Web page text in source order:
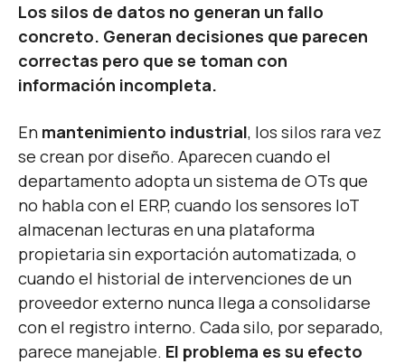
Los silos de datos no generan un fallo
concreto. Generan decisiones que parecen
correctas pero que se toman con
información incompleta.
En mantenimiento industrial, los silos rara vez
se crean por diseño. Aparecen cuando el
departamento adopta un sistema de OTs que
no habla con el ERP, cuando los sensores IoT
almacenan lecturas en una plataforma
propietaria sin exportación automatizada, o
cuando el historial de intervenciones de un
proveedor externo nunca llega a consolidarse
con el registro interno. Cada silo, por separado,
parece manejable. El problema es su efecto